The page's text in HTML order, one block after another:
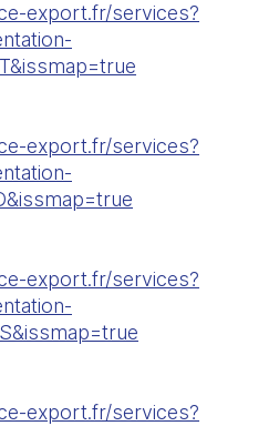
export.fr/services?
export.fr/services?
export.fr/services?
export.fr/services?